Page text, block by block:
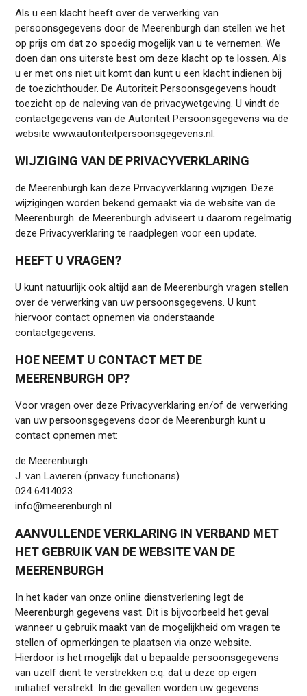
Als u een klacht heeft over de verwerking van
persoonsgegevens door de Meerenburgh dan stellen we het
op prijs om dat zo spoedig mogelijk van u te vernemen. We
doen dan ons uiterste best om deze klacht op te lossen. Als
u er met ons niet uit komt dan kunt u een klacht indienen bij
de toezichthouder. De Autoriteit Persoonsgegevens houdt
toezicht op de naleving van de privacywetgeving. U vindt de
contactgegevens van de Autoriteit Persoonsgegevens via de
website www.autoriteitpersoonsgegevens.nl.
WIJZIGING VAN DE PRIVACYVERKLARING
de Meerenburgh kan deze Privacyverklaring wijzigen. Deze
wijzigingen worden bekend gemaakt via de website van de
Meerenburgh. de Meerenburgh adviseert u daarom regelmatig
deze Privacyverklaring te raadplegen voor een update.
HEEFT U VRAGEN?
U kunt natuurlijk ook altijd aan de Meerenburgh vragen stellen
over de verwerking van uw persoonsgegevens. U kunt
hiervoor contact opnemen via onderstaande
contactgegevens.
HOE NEEMT U CONTACT MET DE
MEERENBURGH OP?
Voor vragen over deze Privacyverklaring en/of de verwerking
van uw persoonsgegevens door de Meerenburgh kunt u
contact opnemen met:
de Meerenburgh
J. van Lavieren (privacy functionaris)
024 6414023
info@meerenburgh.nl
AANVULLENDE VERKLARING IN VERBAND MET
HET GEBRUIK VAN DE WEBSITE VAN DE
MEERENBURGH
In het kader van onze online dienstverlening legt de
Meerenburgh gegevens vast. Dit is bijvoorbeeld het geval
wanneer u gebruik maakt van de mogelijkheid om vragen te
stellen of opmerkingen te plaatsen via onze website.
Hierdoor is het mogelijk dat u bepaalde persoonsgegevens
van uzelf dient te verstrekken c.q. dat u deze op eigen
initiatief verstrekt. In die gevallen worden uw gegevens